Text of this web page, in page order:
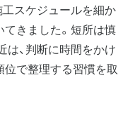
工スケジュールを細か
てきました。短所は慎
、判断に時間をかけ
位で整理する習慣を取